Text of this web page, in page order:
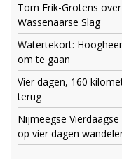
Tom Erik-Grotens
Wassenaarse Slag
Watertekort:
om te gaan
Vier dagen, 160
terug
Nijmeegse
op vier dagen